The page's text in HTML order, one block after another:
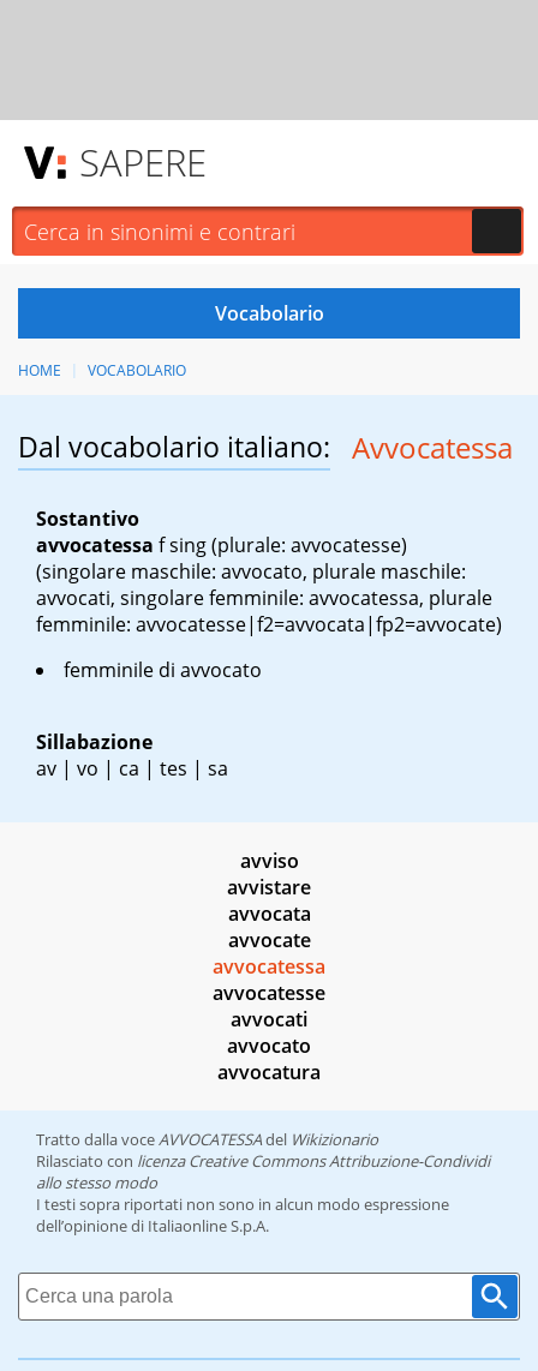
SAPERE
HOME VOCABOLARIO
Dal vocabolario italiano: Avvocatessa
Sostantivo
avvocatessa f sing(plurale: avvocatesse)
(singolare maschile: avvocato, plurale maschile:
avvocati, singolare femminile: avvocatessa, plurale
femminile: avvocatesse|f2=avvocata|fp2=avvocate)
femminile di avvocato
Sillabazione
av | vo | ca | tes | sa
avviso
avvistare
avvocata
avvocate
avvocatessa
avvocatesse
avvocati
avvocato
avvocatura
Tratto dalla voceAVVOCATESSAdel Wikizionario
Rilasciato con licenza Creative Commons Attribuzione-Condividi
allo stesso modo
I testi sopra riportati non sono in alcun modo espressione
dell’opinione di Italiaonline S.p.A.